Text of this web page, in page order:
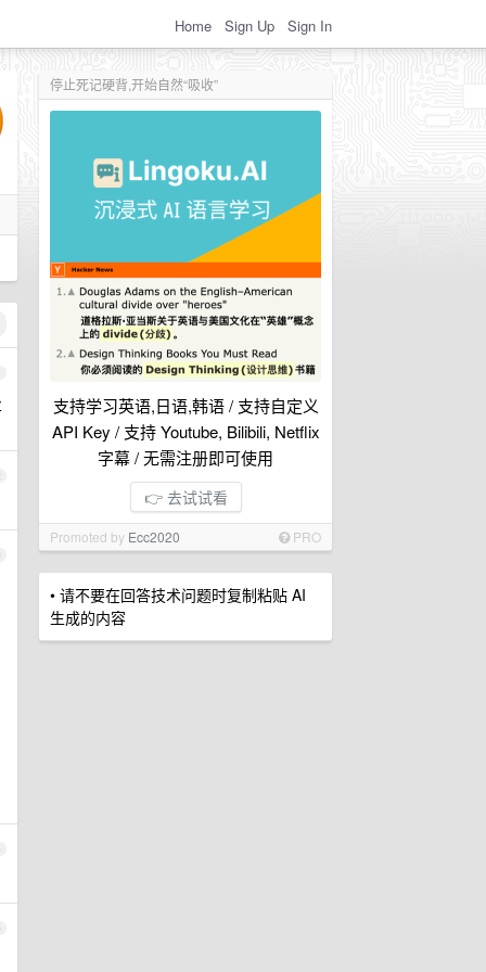
Home Sign Up Sign In
停止死记硬背,开始自然“吸收”
支持学习英语,日语,韩语 / 支持自定义
API Key / 支持 Youtube, Bilibili, Netflix
字幕 / 无需注册即可使用
👉 去试试看
Promoted by Ecc2020 PRO
• 请不要在回答技术问题时复制粘贴 AI
生成的内容